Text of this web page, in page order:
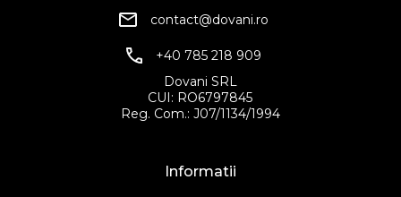
contact@dovani.ro
+40 785 218 909
Dovani SRL
CUI: RO6797845
Reg. Com.: J07/1134/1994
Informatii